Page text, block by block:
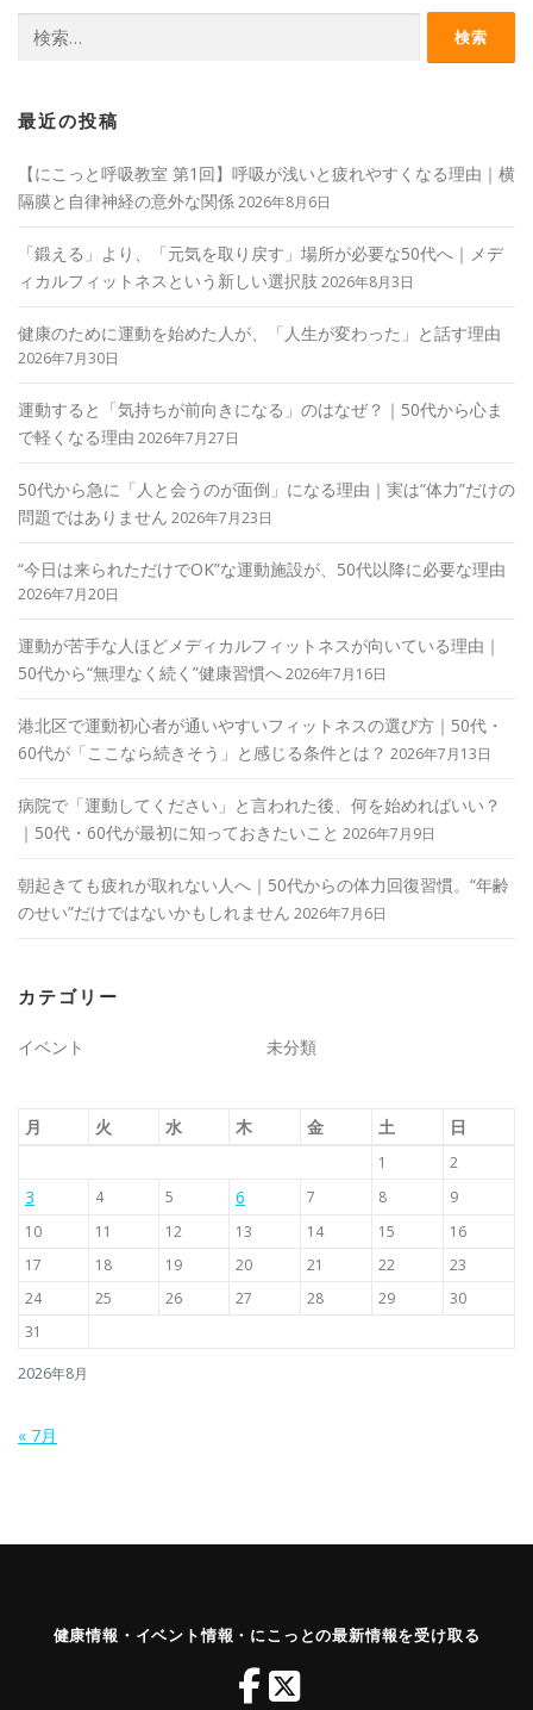
索:
最近の投稿
【にこっと呼吸教室 第1回】呼吸が浅いと疲れやすくなる理由｜横
隔膜と自律神経の意外な関係2026年8月6日
「鍛える」より、「元気を取り戻す」場所が必要な50代へ｜メデ
ィカルフィットネスという新しい選択肢 2026年8月3日
健康のために運動を始めた人が、「人生が変わった」と話す理由
2026年7月30日
運動すると「気持ちが前向きになる」のはなぜ？｜50代から心ま
で軽くなる理由 2026年7月27日
50代から急に「人と会うのが面倒」になる理由｜実は“体力”だけの
問題ではありません 2026年7月23日
“今日は来られただけでOK”な運動施設が、50代以降に必要な理由
2026年7月20日
運動が苦手な人ほどメディカルフィットネスが向いている理由｜
50代から“無理なく続く”健康習慣へ2026年7月16日
港北区で運動初心者が通いやすいフィットネスの選び方｜50代・
60代が「ここなら続きそう」と感じる条件とは？ 2026年7月13日
病院で「運動してください」と言われた後、何を始めればいい？
｜50代・60代が最初に知っておきたいこと 2026年7月9日
朝起きても疲れが取れない人へ｜50代からの体力回復習慣。“年齢
のせい”だけではないかもしれません 2026年7月6日
カテゴリー
イベント 未分類
2026年8月
月 火 水 木 金 土 日
1 2
3 4 5 6 7 8
9
10
11 12 13 14 15
16
17
18 19 20 21 22
23
24
25 26 27 28 29
30
31
« 7月
健康情報・イベント情報・にこっとの最新情報を受け取る